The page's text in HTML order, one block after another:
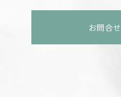
お問合せ